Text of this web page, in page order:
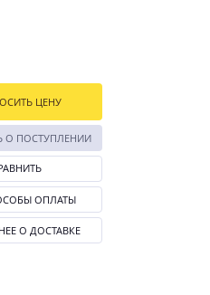
ЦЕНУ
О ПОСТУПЛЕНИИ
ОПЛАТЫ
О ДОСТАВКЕ